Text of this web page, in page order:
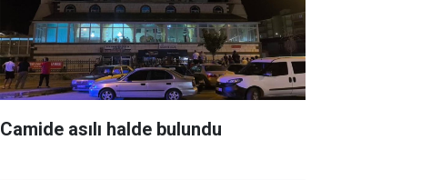
Camide asılı halde bulundu